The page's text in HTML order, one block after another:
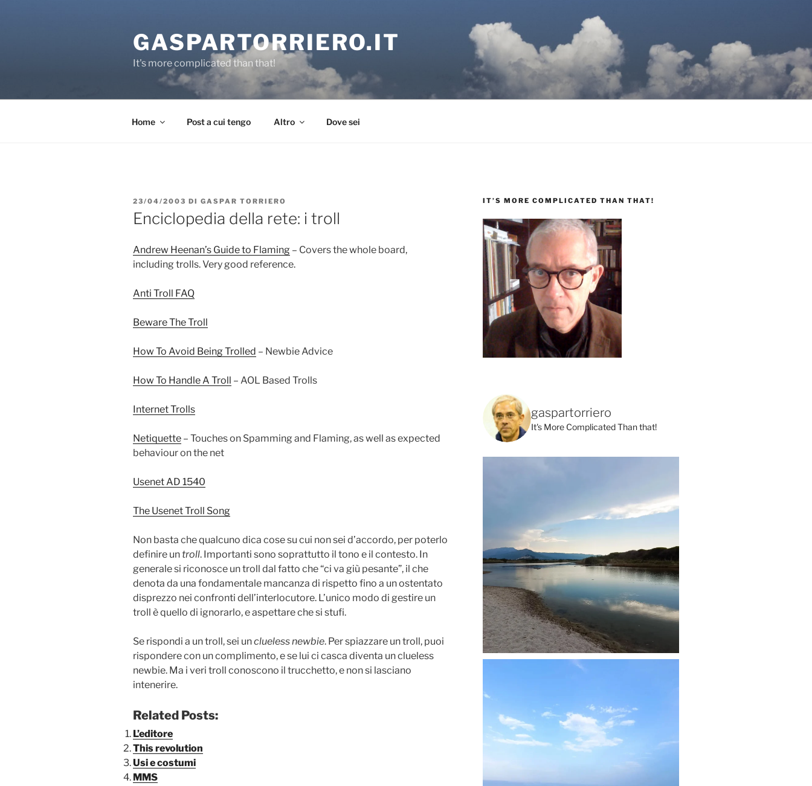
GASPARTORRIERO.IT
It's more complicated than that!
Home Post a cui tengo Altro Dove sei
PUBBLICATO
IL
23/04/2003 DI GASPAR TORRIERO
Enciclopedia della rete: i troll
Andrew Heenan’s Guide to Flaming – Covers the whole board,
including trolls. Very good reference.
Anti Troll FAQ
Beware The Troll
How To Avoid Being Trolled – Newbie Advice
How To Handle A Troll – AOL Based Trolls
Internet Trolls
Netiquette – Touches on Spamming and Flaming, as well as expected
behaviour on the net
Usenet AD 1540
The Usenet Troll Song
Non basta che qualcuno dica cose su cui non sei d’accordo, per poterlo
definire un troll. Importanti sono soprattutto il tono e il contesto. In
generale si riconosce un troll dal fatto che “ci va giù pesante”, il che
denota da una fondamentale mancanza di rispetto fino a un ostentato
disprezzo nei confronti dell’interlocutore. L’unico modo di gestire un
troll è quello di ignorarlo, e aspettare che si stufi.
Se rispondi a un troll, sei unclueless newbie. Per spiazzare un troll, puoi
rispondere con un complimento, e se lui ci casca diventa un clueless
newbie. Ma i veri troll conoscono il trucchetto, e non si lasciano
intenerire.
Related Posts:
L’editore
This revolution
Usi e costumi
MMS
IT’S MORE COMPLICATED THAN THAT!
gaspartorriero
It's More Complicated Than that!